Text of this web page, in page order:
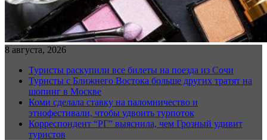
8 августа, 2026
Туристы раскупили все билеты на поезда из Сочи
Туристы с Ближнего Востока больше других тратят на
шопинг в Москве
Коми сделала ставку на паломничество и
этнофестивали, чтобы удвоить турпоток
Корреспондент “РГ” выяснила, чем Грозный удивит
туристов